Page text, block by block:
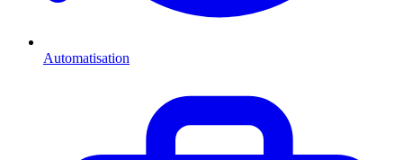
Automatisation